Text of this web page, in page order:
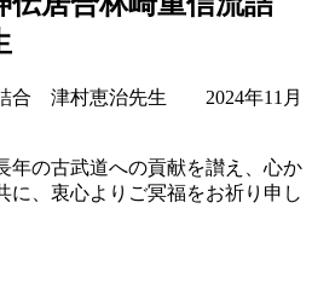
詰合 津村恵治先生 2024年11月
年の古武道への貢献を讃え、心か
に、衷心よりご冥福をお祈り申し